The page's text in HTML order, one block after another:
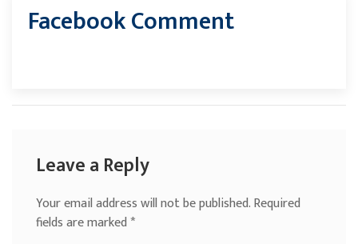
Facebook Comment
Leave a Reply
Your email address will not be published.Required
fields are marked*